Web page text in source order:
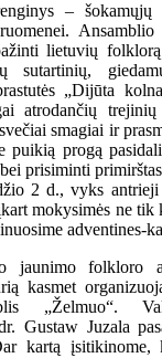
– šokamųjų
Ansamblio
lietuvių
sutartinių,
„Dijūta
atrodančių
smagiai ir
puikią progą
prisiminti
2 d., vyks antrieji
mokysimės ne tik
adventines-
jaunimo folkloro
kasmet
„Želmuo“.
Gustaw Juzala
kartą įsitikinome,